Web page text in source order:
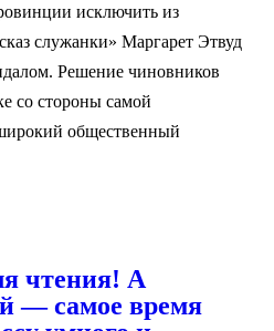
исключить из
служанки» Маргарет Этвуд
Решение чиновников
со стороны самой
общественный
чтения! А
— самое время